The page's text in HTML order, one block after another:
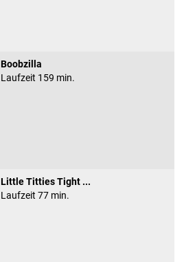
Boobzilla
Laufzeit 159 min.
Little Titties Tight ...
Laufzeit 77 min.